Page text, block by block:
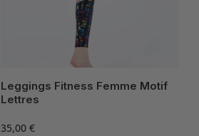
Leggings Fitness Femme Motif
Lettres
35,00€